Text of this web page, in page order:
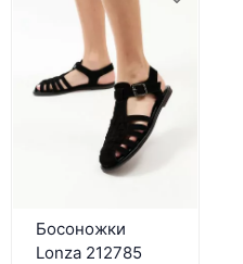
Босоножки
Lonza 212785